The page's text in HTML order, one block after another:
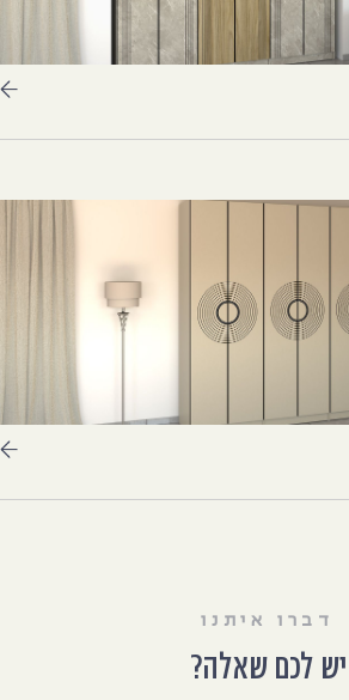
דברו איתנו
יש לכם שאלה?